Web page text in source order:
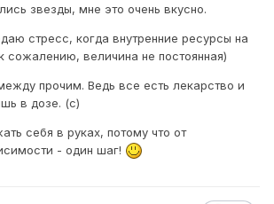
звезды, мне это очень вкусно.
стресс, когда внутренние ресурсы на
сожалению, величина не постоянная)
прочим. Ведь все есть лекарство и
в дозе. (с)
себя в руках, потому что от
- один шаг!